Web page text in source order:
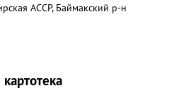
АССР, Баймакский р-н